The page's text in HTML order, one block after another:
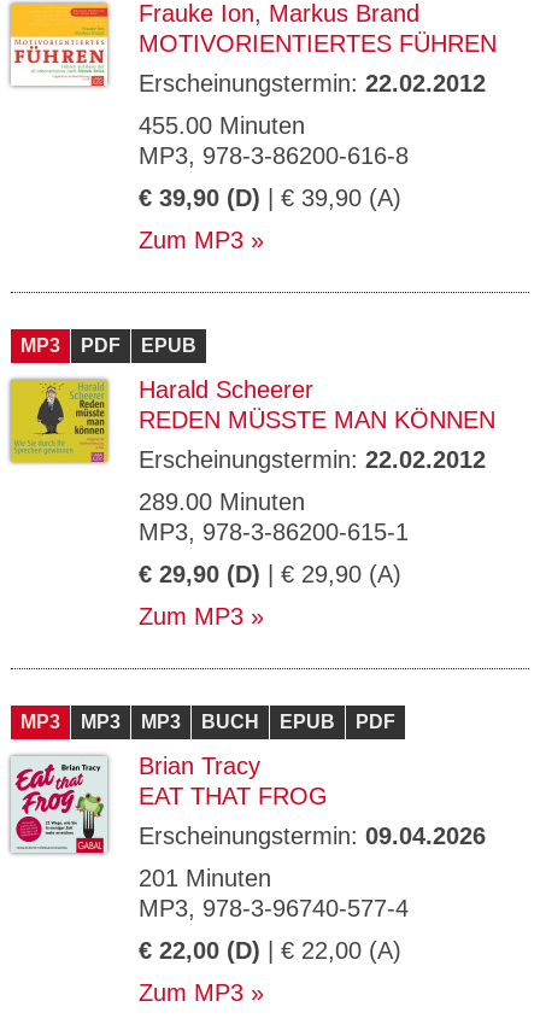
Frauke Ion, Markus Brand
MOTIVORIENTIERTES FÜHREN
Erscheinungstermin: 22.02.2012
455.00 Minuten
MP3, 978-3-86200-616-8
€ 39,90 (D) | € 39,90 (A)
Zum MP3
MP3 PDF EPUB
Harald Scheerer
REDEN MÜSSTE MAN KÖNNEN
Erscheinungstermin: 22.02.2012
289.00 Minuten
MP3, 978-3-86200-615-1
€ 29,90 (D) | € 29,90 (A)
Zum MP3
MP3 MP3 MP3 BUCH EPUB PDF
Brian Tracy
EAT THAT FROG
Erscheinungstermin: 09.04.2026
201 Minuten
MP3, 978-3-96740-577-4
€ 22,00 (D) | € 22,00 (A)
Zum MP3